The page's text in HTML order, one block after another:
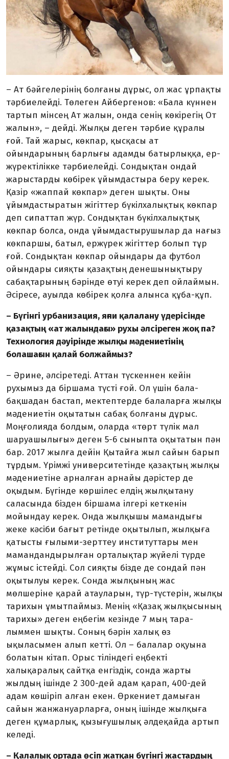
– Ат бәйгелерінің болғаны дұрыс, ол жас ұрпақты
тәрбие­лейді. Төлеген Айбергенов: «Бала күн­нен
тартып мінсең Ат жалын, онда сенің көкірегің От
жалын», – дейді. Жылқы деген тәрбие құра­лы
ғой. Тай жарыс, көкпар, қысқасы ат
ойындарының бар­лығы адамды батырлыққа, ер­
жүректілікке тәрбиелейді. Сон­дықтан ондай
жарыстарды кө­бірек ұйымдастыра беру керек.
Қазір «жаппай көкпар» деген шықты. Оны
ұйымдастыратын жігіттер бүкілхалықтық көкпар
деп сипаттап жүр. Сондықтан бү­кіл­халықтық
көкпар болса, онда ұйым­дастырушылар да нағыз
көк­паршы, батыл, ержүрек жігіттер болып тұр
ғой. Сондықтан көкпар ойындары да футбол
ойындары сияқты қазақтың денешынықтыру
сабақтарының бәрінде өтуі керек деп ойлаймын.
Әсіресе, ауылда көбірек қолға алынса құба-құп.
– Бүгінгі урбанизация, яғни қалалану үдерісінде
қазақтың «ат жалындағы» рухы әлсіреген жоқ па?
Технология дәуірінде жылқы мәдениетінің
болашағын қалай болжаймыз?
– Әрине, әлсіретеді. Аттан түскеннен кейін
рухымыз да бір­шама түсті ғой. Ол үшін бала­
бақшадан бастап, мектептерде балаларға жылқы
мәдениетін оқытатын сабақ болғаны дұрыс.
Моңғолияда болдым, оларда «төрт түлік мал
шаруашылығы» деген 5-6 сыныпта оқытатын пән
бар. 2017 жылға дейін Қытайға жыл сайын барып
тұрдым. Үрімжі университетінде қазақтың жылқы
мәдениетіне арналған арнайы дәрістер де
оқыдым. Бүгінде көр­шілес елдің жылқытану
саласында бізден біршама ілгері кеткенін
мойындау керек. Онда жылқышы мамандығы
жеке кәсіби бағыт ретінде оқытылып, жылқыға
қа­тысты ғылыми-зерттеу институт­тары мен
мамандандырылған орталықтар жүйелі түрде
жұмыс істейді. Сол сияқты бізде де сон­дай пән
оқытылуы керек. Сонда жылқының жас
мөлшеріне қарай атауларын, түр-түстерін, жылқы
тарих­ын ұмытпаймыз. Менің «Қазақ жылқысының
тарихы» деген еңбегім кезінде 7 мың тара­
лыммен шықты. Соның бәрін халық өз
ықыласымен алып кетті. Ол – балалар оқуына
болатын кітап. Орыс тіліндегі еңбекті
халықаралық сайтқа енгіздік, сонда жарты
жылдың ішінде 2 300-дей адам қарап, 400-дей
адам көшіріп алған екен. Өркен­иет дамыған
сайын жанжануар­ларға, оның ішінде жылқыға
деген құмар­лық, қызығушылық әлде­қай­да артып
келеді.
– Қалалық ортада өсіп жатқан бүгінгі жастардың